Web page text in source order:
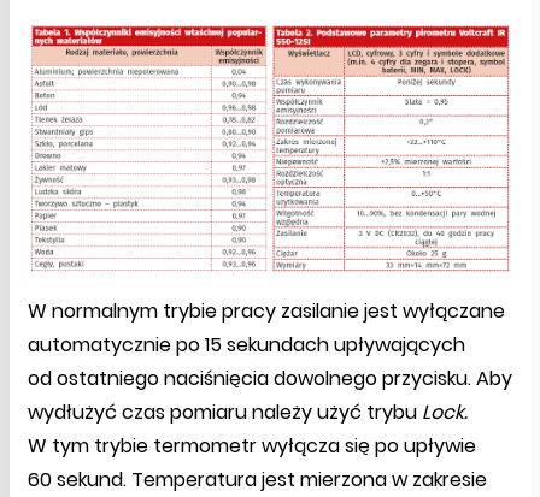
W normalnym trybie pracy zasilanie jest wyłączane
automatycznie po 15 sekundach upływających
od ostatniego naciśnięcia dowolnego przycisku. Aby
wydłużyć czas pomiaru należy użyć trybu Lock.
W tym trybie termometr wyłącza się po upływie
60 sekund. Temperatura jest mierzona w zakresie